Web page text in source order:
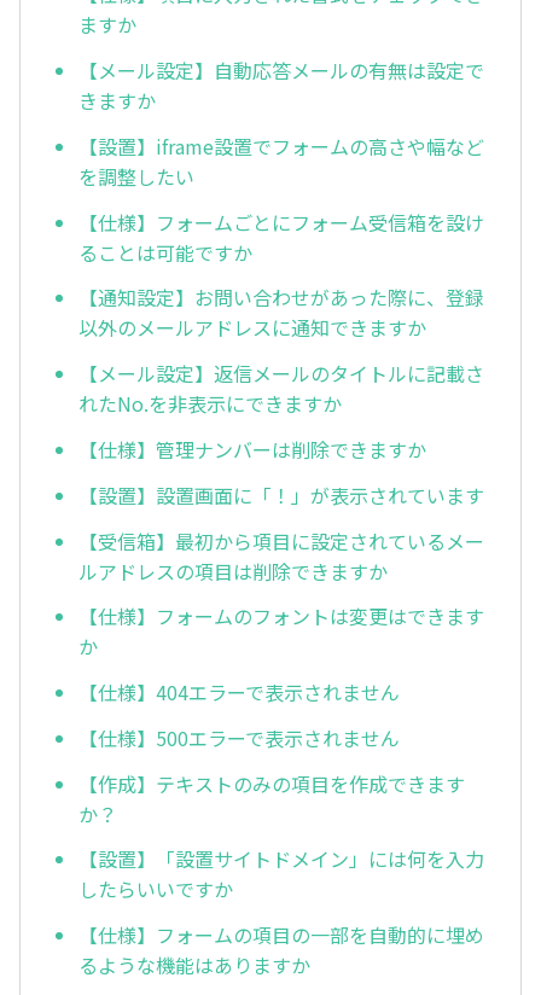
ますか
【メール設定】自動応答メールの有無は設定で
きますか
【設置】iframe設置でフォームの高さや幅など
を調整したい
【仕様】フォームごとにフォーム受信箱を設け
ることは可能ですか
【通知設定】お問い合わせがあった際に、登録
以外のメールアドレスに通知できますか
【メール設定】返信メールのタイトルに記載さ
れたNo.を非表示にできますか
【仕様】管理ナンバーは削除できますか
【設置】設置画面に「！」が表示されています
【受信箱】最初から項目に設定されているメー
ルアドレスの項目は削除できますか
【仕様】フォームのフォントは変更はできます
か
【仕様】404エラーで表示されません
【仕様】500エラーで表示されません
【作成】テキストのみの項目を作成できます
か？
【設置】「設置サイトドメイン」には何を入力
したらいいですか
【仕様】フォームの項目の一部を自動的に埋め
るような機能はありますか